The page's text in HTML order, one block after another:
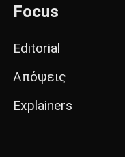
Focus
Editorial
Απόψεις
Explainers